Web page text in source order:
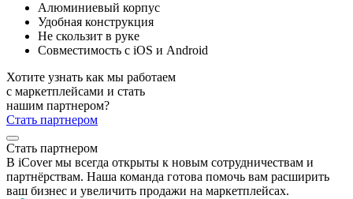
Алюминиевый корпус
Удобная конструкция
Не скользит в руке
Совместимость с iOS и Android
Хотите узнать как мы работаем
с маркетплейсами и стать
нашим партнером?
Стать партнером
Стать партнером
В iCover мы всегда открыты к новым сотрудничествам и
партнёрствам. Наша команда готова помочь вам расширить
ваш бизнес и увеличить продажи на маркетплейсах.